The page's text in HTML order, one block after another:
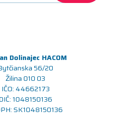
Dolinajec HACOM
56/20
Žilina 010 03
IČO: 44662173
1048150136
SK1048150136